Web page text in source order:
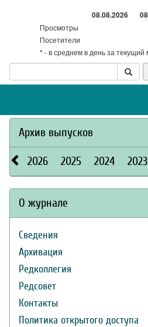
08.08.2026
Просмотры
Посетители
* - в среднем в день за текущий
Архив выпусков
2026 2025 2024 2023
О журнале
Сведения
Архивация
Редколлегия
Редсовет
Контакты
Политика открытого доступа